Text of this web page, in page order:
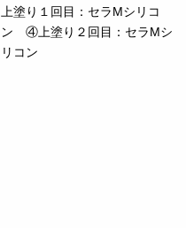
上塗り１回目：セラMシリコ
ン ④上塗り２回目：セラMシ
リコン